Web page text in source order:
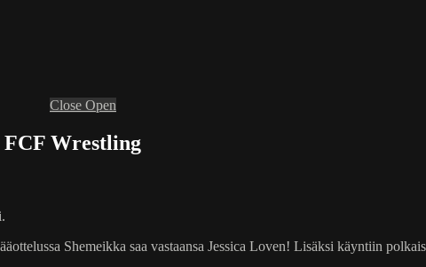
Close Open
FCF Wrestling
Shemeikka saa vastaansa Jessica Loven! Lisäksi käyntiin